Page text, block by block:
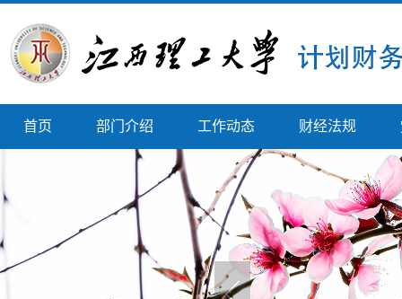
首页 部门介绍 工作动态 财经法规